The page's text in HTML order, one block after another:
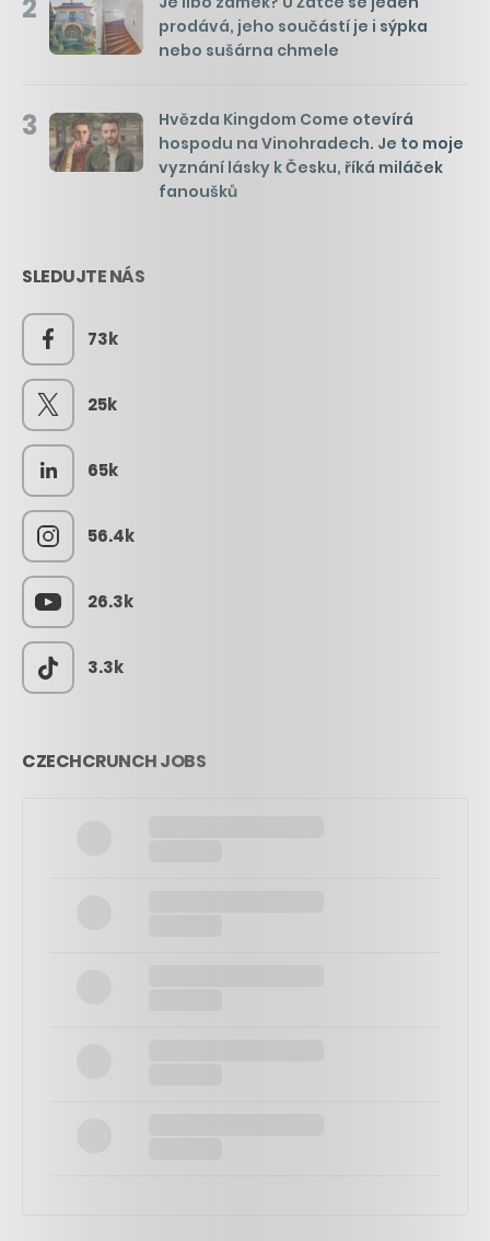
2
prodává, jeho součástí je i sýpka
nebo sušárna chmele
3
Hvězda Kingdom Come otevírá
hospodu na Vinohradech. Je to moje
vyznání lásky k Česku, říká miláček
fanoušků
SLEDUJTE NÁS
73k
25k
65k
56.4k
26.3k
3.3k
CZECHCRUNCH JOBS